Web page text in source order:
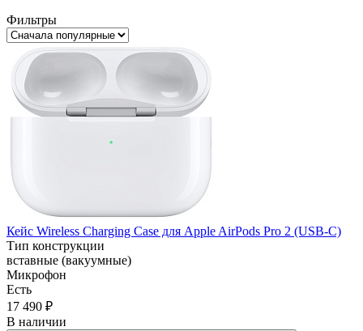
Фильтры
Кейс Wireless Charging Case для Apple AirPods Pro 2 (USB‑C)
Тип конструкции
вставные (вакуумные)
Микрофон
Есть
17 490 ₽
В наличии